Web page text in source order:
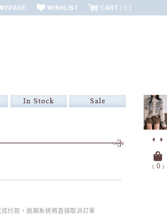
0
﹝ 0﹞
付款，逾期系統將直接取消訂單